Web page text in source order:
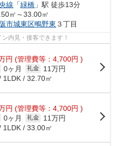
線 「緑橋 」駅 徒歩13分
㎡～33.00㎡
市城東区鴫野東 ３丁目
内見・接客できます！
円 (管理費等：4,700円 )
0ヶ月 礼金
11万円
1LDK / 32.70㎡
円 (管理費等：4,700円 )
0ヶ月 礼金
11万円
1LDK / 33.00㎡